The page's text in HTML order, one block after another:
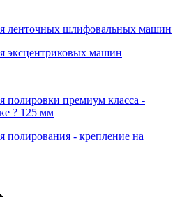
ленточных шлифовальных машин
эксцентриковых машин
полировки премиум класса -
? 125 мм
полирования - крепление на